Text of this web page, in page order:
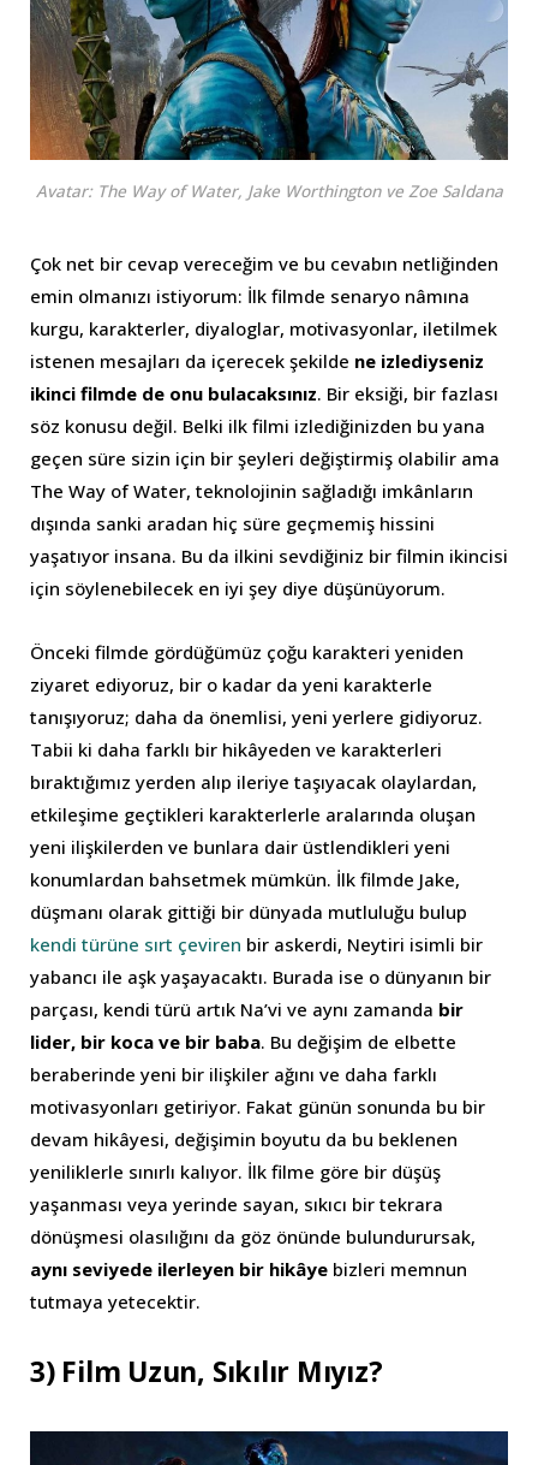
Avatar: The Way of Water, Jake Worthington ve Zoe Saldana
Çok net bir cevap vereceğim ve bu cevabın netliğinden
emin olmanızı istiyorum: İlk filmde senaryo nâmına
kurgu, karakterler, diyaloglar, motivasyonlar, iletilmek
istenen mesajları da içerecek şekilde ne izlediyseniz
ikinci filmde de onu bulacaksınız. Bir eksiği, bir fazlası
söz konusu değil. Belki ilk filmi izlediğinizden bu yana
geçen süre sizin için bir şeyleri değiştirmiş olabilir ama
The Way of Water, teknolojinin sağladığı imkânların
dışında sanki aradan hiç süre geçmemiş hissini
yaşatıyor insana. Bu da ilkini sevdiğiniz bir filmin ikincisi
için söylenebilecek en iyi şey diye düşünüyorum.
Önceki filmde gördüğümüz çoğu karakteri yeniden
ziyaret ediyoruz, bir o kadar da yeni karakterle
tanışıyoruz; daha da önemlisi, yeni yerlere gidiyoruz.
Tabii ki daha farklı bir hikâyeden ve karakterleri
bıraktığımız yerden alıp ileriye taşıyacak olaylardan,
etkileşime geçtikleri karakterlerle aralarında oluşan
yeni ilişkilerden ve bunlara dair üstlendikleri yeni
konumlardan bahsetmek mümkün. İlk filmde Jake,
düşmanı olarak gittiği bir dünyada mutluluğu bulup
kendi türüne sırt çeviren bir askerdi, Neytiri isimli bir
yabancı ile aşk yaşayacaktı. Burada ise o dünyanın bir
parçası, kendi türü artık Na’vi ve aynı zamanda bir
lider, bir koca ve bir baba. Bu değişim de elbette
beraberinde yeni bir ilişkiler ağını ve daha farklı
motivasyonları getiriyor. Fakat günün sonunda bu bir
devam hikâyesi, değişimin boyutu da bu beklenen
yeniliklerle sınırlı kalıyor. İlk filme göre bir düşüş
yaşanması veya yerinde sayan, sıkıcı bir tekrara
dönüşmesi olasılığını da göz önünde bulundurursak,
aynı seviyede ilerleyen bir hikâye bizleri memnun
tutmaya yetecektir.
3) Film Uzun, Sıkılır Mıyız?